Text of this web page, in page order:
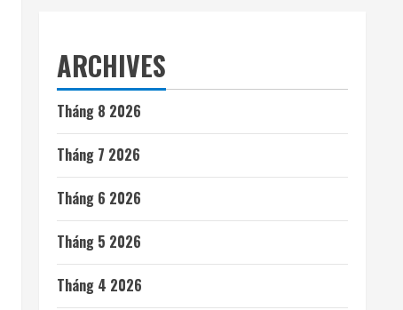
ARCHIVES
Tháng 8 2026
Tháng 7 2026
Tháng 6 2026
Tháng 5 2026
Tháng 4 2026